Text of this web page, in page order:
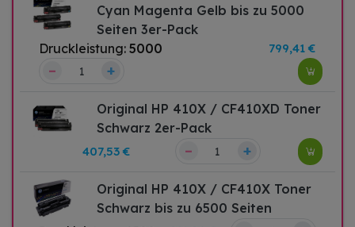
Cyan Magenta Gelb bis zu 5000
Seiten 3er-Pack
Druckleistung: 5000 799,41 €
– +
Original HP 410X / CF410XD Toner
Schwarz 2er-Pack
407,53 € – +
Original HP 410X / CF410X Toner
Schwarz bis zu 6500 Seiten